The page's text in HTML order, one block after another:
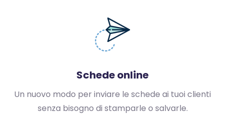
Schede online
Un nuovo modo per inviare le schede ai tuoi clienti
senza bisogno di stamparle o salvarle.